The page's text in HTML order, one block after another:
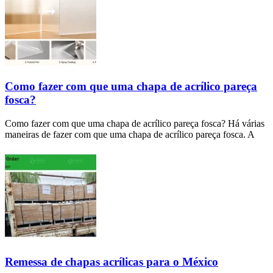
Como fazer com que uma chapa de acrílico pareça
fosca?
Como fazer com que uma chapa de acrílico pareça fosca? Há várias
maneiras de fazer com que uma chapa de acrílico pareça fosca. A
Remessa de chapas acrílicas para o México